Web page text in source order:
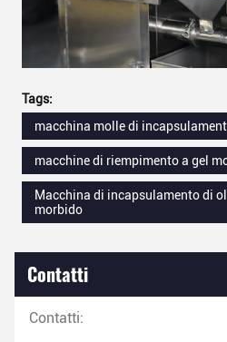
Tags:
macchina molle di
macchine di riempimento a gel
Macchina di incapsulamento di
morbido
Contatti
Contatti: